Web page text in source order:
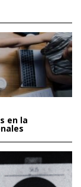
en la